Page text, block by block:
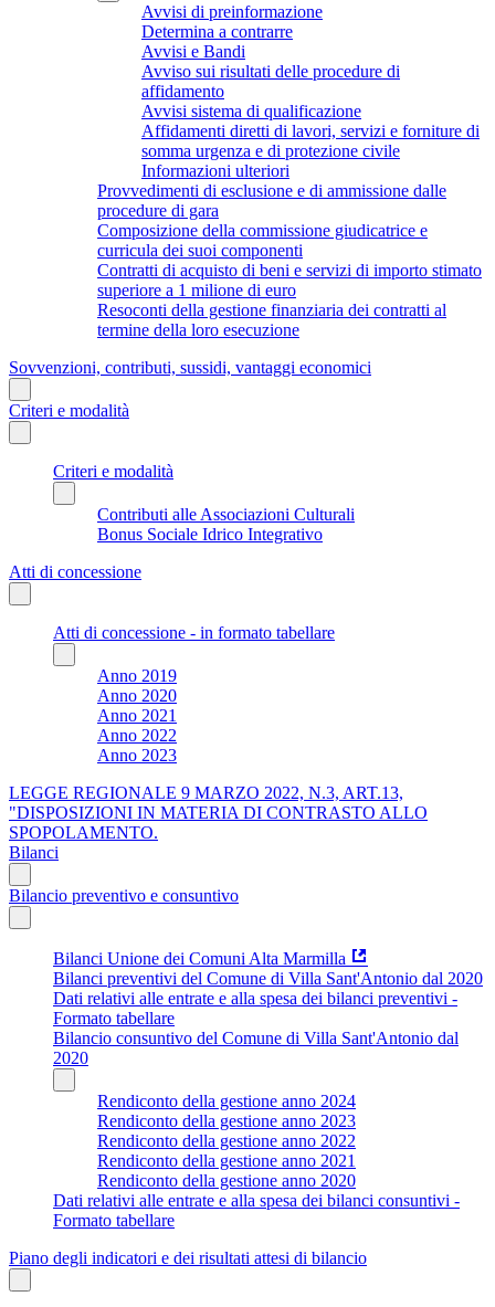
Avvisi di preinformazione
Determina a contrarre
Avvisi e Bandi
Avviso sui risultati delle procedure di
affidamento
Avvisi sistema di qualificazione
Affidamenti diretti di lavori, servizi e forniture di
somma urgenza e di protezione civile
Informazioni ulteriori
Provvedimenti di esclusione e di ammissione dalle
procedure di gara
Composizione della commissione giudicatrice e
curricula dei suoi componenti
Contratti di acquisto di beni e servizi di importo stimato
superiore a 1 milione di euro
Resoconti della gestione finanziaria dei contratti al
termine della loro esecuzione
Sovvenzioni, contributi, sussidi, vantaggi economici
Criteri e modalità
Criteri e modalità
Contributi alle Associazioni Culturali
Bonus Sociale Idrico Integrativo
Atti di concessione
Atti di concessione - in formato tabellare
Anno 2019
Anno 2020
Anno 2021
Anno 2022
Anno 2023
LEGGE REGIONALE 9 MARZO 2022, N.3, ART.13,
"DISPOSIZIONI IN MATERIA DI CONTRASTO ALLO
SPOPOLAMENTO.
Bilanci
Bilancio preventivo e consuntivo
Bilanci Unione dei Comuni Alta Marmilla
Bilanci preventivi del Comune di Villa Sant'Antonio dal 2020
Dati relativi alle entrate e alla spesa dei bilanci preventivi -
Formato tabellare
Bilancio consuntivo del Comune di Villa Sant'Antonio dal
2020
Rendiconto della gestione anno 2024
Rendiconto della gestione anno 2023
Rendiconto della gestione anno 2022
Rendiconto della gestione anno 2021
Rendiconto della gestione anno 2020
Dati relativi alle entrate e alla spesa dei bilanci consuntivi -
Formato tabellare
Piano degli indicatori e dei risultati attesi di bilancio